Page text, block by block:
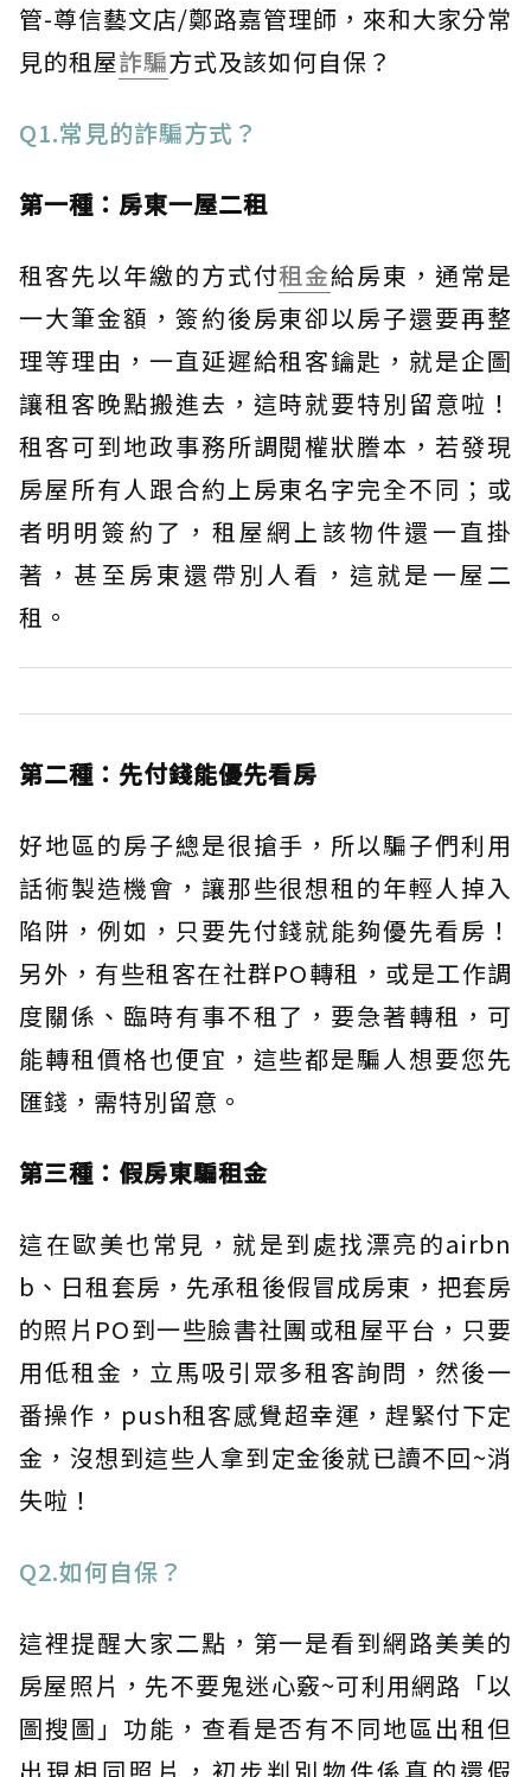
管-尊信藝文店/鄭路嘉管理師，來和大家分常
見的租屋詐騙方式及該如何自保？
Q1.常見的詐騙方式？
第一種：房東一屋二租
租客先以年繳的方式付租金給房東，通常是
一大筆金額，簽約後房東卻以房子還要再整
理等理由，一直延遲給租客鑰匙，就是企圖
讓租客晚點搬進去，這時就要特別留意啦！
租客可到地政事務所調閱權狀謄本，若發現
房屋所有人跟合約上房東名字完全不同；或
者明明簽約了，租屋網上該物件還一直掛
著，甚至房東還帶別人看，這就是一屋二
租。
第二種：先付錢能優先看房
好地區的房子總是很搶手，所以騙子們利用
話術製造機會，讓那些很想租的年輕人掉入
陷阱，例如，只要先付錢就能夠優先看房！
另外，有些租客在社群PO轉租，或是工作調
度關係、臨時有事不租了，要急著轉租，可
能轉租價格也便宜，這些都是騙人想要您先
匯錢，需特別留意。
第三種：假房東騙租金
這在歐美也常見，就是到處找漂亮的airbn
b、日租套房，先承租後假冒成房東，把套房
的照片PO到一些臉書社團或租屋平台，只要
用低租金，立馬吸引眾多租客詢問，然後一
番操作，push租客感覺超幸運，趕緊付下定
金，沒想到這些人拿到定金後就已讀不回~消
失啦！
Q2.如何自保？
這裡提醒大家二點，第一是看到網路美美的
房屋照片，先不要鬼迷心竅~可利用網路「以
圖搜圖」功能，查看是否有不同地區出租但